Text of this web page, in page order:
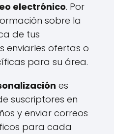
electrónico. Por
sobre la
de tus
enviarles ofertas o
para su área.
es
suscriptores en
y enviar correos
para cada